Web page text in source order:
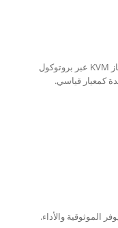
تأتي جميع أجهزة Dedibox® تقريبًا مع جهاز KVM عبر بروتوكول